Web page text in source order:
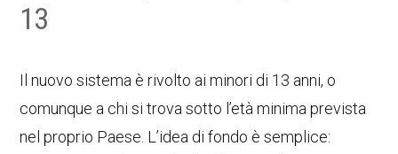
13
Il nuovo sistema è rivolto ai minori di 13 anni, o
comunque a chi si trova sotto l’età minima prevista
nel proprio Paese. L’idea di fondo è semplice: